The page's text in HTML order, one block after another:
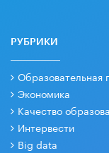
РУБРИКИ
Образовательная
Экономика
Качество
Интервести
Big data